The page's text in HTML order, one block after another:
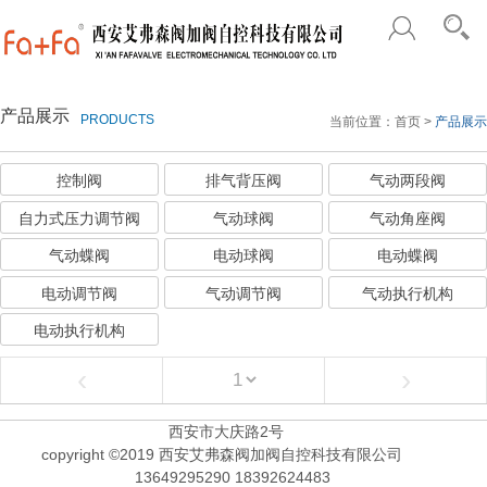
产品展示 PRODUCTS 当前位置： 首页 > 产品展示
控制阀 排气背压阀 气动两段阀
自力式压力调节阀 气动球阀 气动角座阀
气动蝶阀 电动球阀 电动蝶阀
电动调节阀 气动调节阀 气动执行机构
电动执行机构
‹ ›
西安市大庆路2号
copyright ©2019 西安艾弗森阀加阀自控科技有限公司
13649295290 18392624483